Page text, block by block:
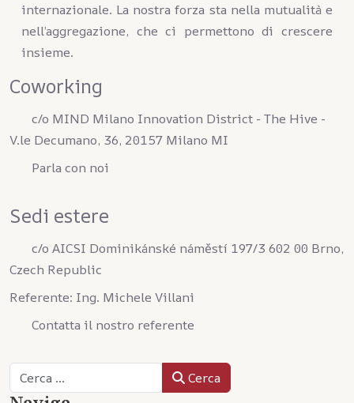
internazionale. La nostra forza sta nella mutualità e
nell’aggregazione, che ci permettono di crescere
insieme.
Coworking
c/o MIND Milano Innovation District - The Hive -
V.le Decumano, 36, 20157 Milano MI
Parla con noi
Sedi estere
c/o AICSI Dominikánské náměstí 197/3 602 00 Brno,
Czech Republic
Referente: Ing. Michele Villani
Contatta il nostro referente
Cerca Cerca